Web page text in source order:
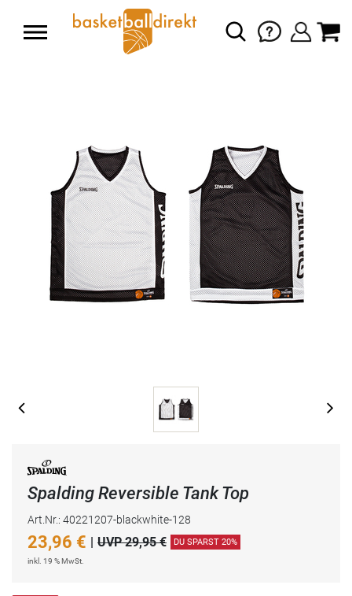
Spalding Reversible Tank Top
Art.Nr.: 40221207-blackwhite-128
23,96 € | UVP 29,95 € DU SPARST 20%
inkl. 19 % MwSt.